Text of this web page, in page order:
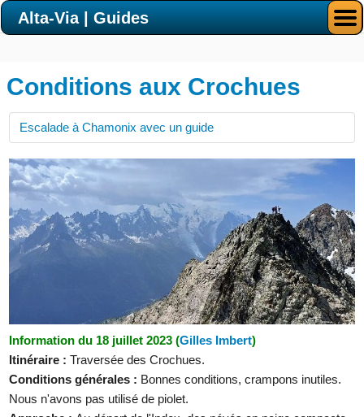
Conditions aux Crochues
Escalade à Chamonix avec un guide
Information du 18 juillet 2023 (Gilles Imbert)
Itinéraire : Traversée des Crochues.
Conditions générales : Bonnes conditions, crampons inutiles.
Nous n'avons pas utilisé de piolet.
Alta-Via | Guides